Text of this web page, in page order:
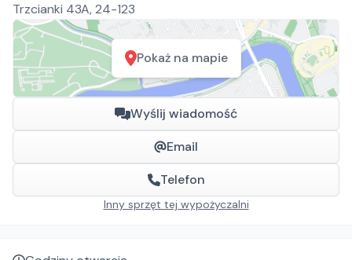
Trzcianki 43A, 24-123
Pokaż na mapie
Wyślij wiadomość
Email
Telefon
Inny sprzęt tej wypożyczalni